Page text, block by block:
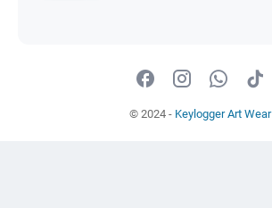
© 2024 - Keylogger Art Wear